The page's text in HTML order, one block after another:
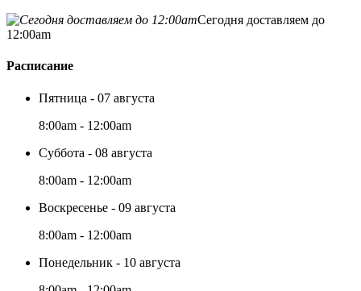
Сегодня доставляем до
12:00am
Расписание
Пятница - 07 августа
8:00am - 12:00am
Суббота - 08 августа
8:00am - 12:00am
Воскресенье - 09 августа
8:00am - 12:00am
Понедельник - 10 августа